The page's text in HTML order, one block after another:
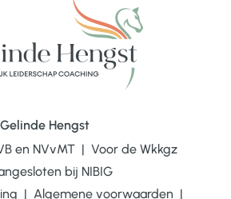
Hengst
en NVvMT | Voor de Wkkgz
bij NIBIG
| Algemene voorwaarden |